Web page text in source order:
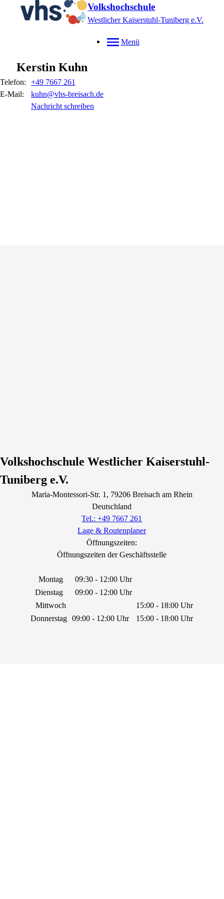
Volkshochschule
Westlicher Kaiserstuhl-Tuniberg e.V.
Menü
Kerstin Kuhn
Telefon:
+49 7667 261
E-Mail:
kuhn@vhs-breisach.de
Nachricht schreiben
Volkshochschule Westlicher Kaiserstuhl-
Tuniberg e.V.
Maria-Montessori-Str. 1 , 79206 Breisach am Rhein
Deutschland
Tel.: +49 7667 261
Lage & Routenplaner
Öffnungszeiten:
Öffnungszeiten der Geschäftsstelle
Montag
09:30 - 12:00 Uhr
Dienstag
09:00 - 12:00 Uhr
Mittwoch
15:00 - 18:00 Uhr
Donnerstag
09:00 - 12:00 Uhr 15:00 - 18:00 Uhr